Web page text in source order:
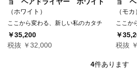
（ホワイト）
ここから変わる、新しい私のカタチ
￥35,200
税抜 ￥32,000
（モカ
ここか
￥
税抜
4件あります